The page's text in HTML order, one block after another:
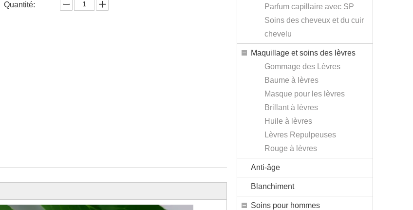
Quantité:
Parfum capillaire avec SP
Soins des cheveux et du cuir
chevelu
Maquillage et soins des lèvres
Gommage des Lèvres
Baume à lèvres
Masque pour les lèvres
Brillant à lèvres
Huile à lèvres
Lèvres Repulpeuses
Rouge à lèvres
Anti-âge
Blanchiment
Soins pour hommes